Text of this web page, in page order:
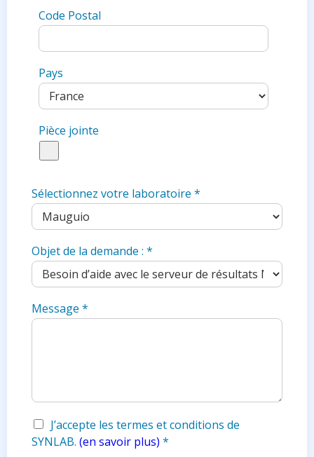
Code Postal
Pays
Pièce jointe
Sélectionnez votre laboratoire *
Objet de la demande : *
Message *
J’accepte les termes et conditions de
SYNLAB. (en savoir plus) *